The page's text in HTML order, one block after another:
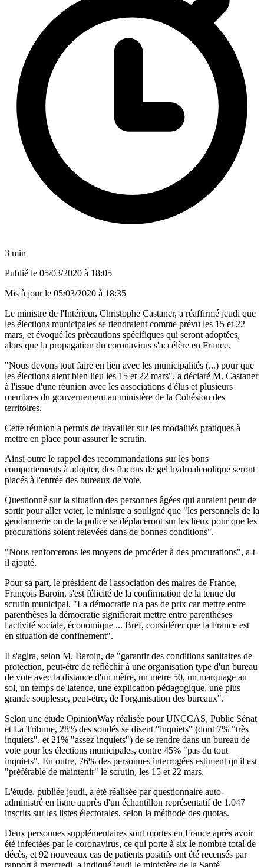
3 min
Publié le 05/03/2020 à 18:05
Mis à jour le 05/03/2020 à 18:35
Le ministre de l'Intérieur, Christophe Castaner, a réaffirmé jeudi que
les élections municipales se tiendraient comme prévu les 15 et 22
mars, et évoqué les précautions spécifiques qui seront adoptées,
alors que la propagation du coronavirus s'accélère en France.
"Nous devons tout faire en lien avec les municipalités (...) pour que
les élections aient bien lieu les 15 et 22 mars", a déclaré M. Castaner
à l'issue d'une réunion avec les associations d'élus et plusieurs
membres du gouvernement au ministère de la Cohésion des
territoires.
Cette réunion a permis de travailler sur les modalités pratiques à
mettre en place pour assurer le scrutin.
Ainsi outre le rappel des recommandations sur les bons
comportements à adopter, des flacons de gel hydroalcoolique seront
placés à l'entrée des bureaux de vote.
Questionné sur la situation des personnes âgées qui auraient peur de
sortir pour aller voter, le ministre a souligné que "les personnels de la
gendarmerie ou de la police se déplaceront sur les lieux pour que les
procurations soient relevées dans de bonnes conditions".
"Nous renforcerons les moyens de procéder à des procurations", a-t-
il ajouté.
Pour sa part, le président de l'association des maires de France,
François Baroin, s'est félicité de la confirmation de la tenue du
scrutin municipal. "La démocratie n'a pas de prix car mettre entre
parenthèses la démocratie signifierait mettre entre parenthèses
l'activité sociale, économique ... Bref, considérer que la France est
en situation de confinement".
Il s'agira, selon M. Baroin, de "garantir des conditions sanitaires de
protection, peut-être de réfléchir à une organisation type d'un bureau
de vote avec la distance d'un mètre, un mètre 50, un marquage au
sol, un temps de latence, une explication pédagogique, une plus
grande souplesse, peut-être, de l'organisation des bureaux".
Selon une étude OpinionWay réalisée pour UNCCAS, Public Sénat
et La Tribune, 28% des sondés se disent "inquiets" (dont 7% "très
inquiets", et 21% "assez inquiets") de se rendre dans un bureau de
vote pour les élections municipales, contre 45% "pas du tout
inquiets". En outre, 76% des personnes interrogées estiment qu'il est
"préférable de maintenir" le scrutin, les 15 et 22 mars.
L'étude, publiée jeudi, a été réalisée par questionnaire auto-
administré en ligne auprès d'un échantillon représentatif de 1.047
inscrits sur les listes électorales, selon la méthode des quotas.
Deux personnes supplémentaires sont mortes en France après avoir
été infectées par le coronavirus, ce qui porte à six le nombre total de
décès, et 92 nouveaux cas de patients positifs ont été recensés par
rapport à mercredi, a indiqué jeudi le ministère de la Santé.